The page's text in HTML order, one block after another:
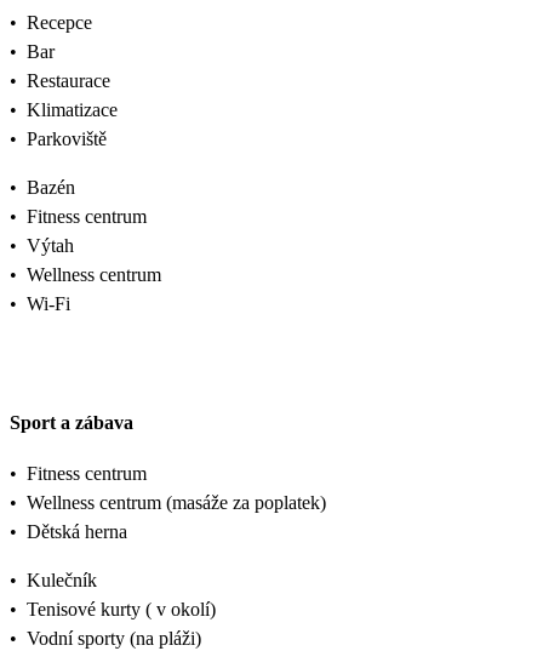
• Recepce
• Bar
• Restaurace
• Klimatizace
• Parkoviště
• Bazén
• Fitness centrum
• Výtah
• Wellness centrum
• Wi-Fi
Sport a zábava
• Fitness centrum
• Wellness centrum (masáže za poplatek)
• Dětská herna
• Kulečník
• Tenisové kurty ( v okolí)
• Vodní sporty (na pláži)